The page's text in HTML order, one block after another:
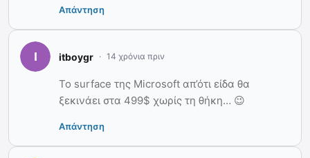
Απάντηση
itboygr 14 χρόνια πριν
Το surface της Microsoft απ’ότι είδα θα
ξεκινάει στα 499$ χωρίς τη θήκη… 😉
Απάντηση